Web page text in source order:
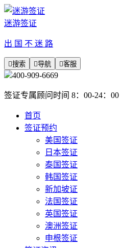
迷游签证
出 国 不 迷 路
搜索 导航 客服
400-909-6669
签证专属顾问时间 8：00-24：00
首页
签证预约
美国签证
日本签证
泰国签证
韩国签证
新加坡证
法国签证
英国签证
澳洲签证
申根签证